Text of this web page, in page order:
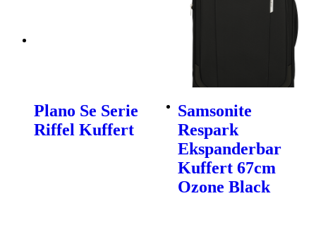
Plano Se Serie
Riffel Kuffert
Samsonite
Respark
Ekspanderbar
Kuffert 67cm
Ozone Black